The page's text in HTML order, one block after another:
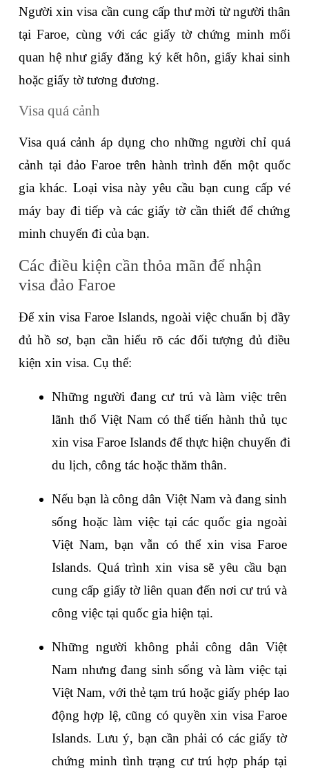
Người xin visa cần cung cấp thư mời từ người thân
tại Faroe, cùng với các giấy tờ chứng minh mối
quan hệ như giấy đăng ký kết hôn, giấy khai sinh
hoặc giấy tờ tương đương.
Visa quá cảnh
Visa quá cảnh áp dụng cho những người chỉ quá
cảnh tại đảo Faroe trên hành trình đến một quốc
gia khác. Loại visa này yêu cầu bạn cung cấp vé
máy bay đi tiếp và các giấy tờ cần thiết để chứng
minh chuyến đi của bạn.
Các điều kiện cần thỏa mãn để nhận
visa đảo Faroe
Để xin visa Faroe Islands, ngoài việc chuẩn bị đầy
đủ hồ sơ, bạn cần hiểu rõ các đối tượng đủ điều
kiện xin visa. Cụ thể:
Những người đang cư trú và làm việc trên
lãnh thổ Việt Nam có thể tiến hành thủ tục
xin visa Faroe Islands để thực hiện chuyến đi
du lịch, công tác hoặc thăm thân.
Nếu bạn là công dân Việt Nam và đang sinh
sống hoặc làm việc tại các quốc gia ngoài
Việt Nam, bạn vẫn có thể xin visa Faroe
Islands. Quá trình xin visa sẽ yêu cầu bạn
cung cấp giấy tờ liên quan đến nơi cư trú và
công việc tại quốc gia hiện tại.
Những người không phải công dân Việt
Nam nhưng đang sinh sống và làm việc tại
Việt Nam, với thẻ tạm trú hoặc giấy phép lao
động hợp lệ, cũng có quyền xin visa Faroe
Islands. Lưu ý, bạn cần phải có các giấy tờ
chứng minh tình trạng cư trú hợp pháp tại